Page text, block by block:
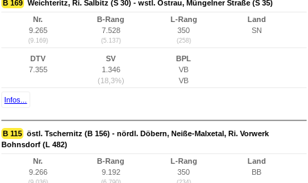
B 169 Weichteritz, Ri. Salbitz (S 30) - wstl. Ostrau, Müngelner Straße (S 35)
Nr.
9.265
(9.169)
B-Rang
7.528
(5.137)
L-Rang
350
(258)
Land
SN
DTV
7.355
SV
1.346
(18,3%)
BPL
VB
VB
Infos...
B 115 östl. Tschernitz (B 156) - nördl. Döbern, Neiße-Malxetal, Ri. Vorwerk
Bohnsdorf (L 482)
Nr.
9.266
B-Rang
9.192
L-Rang
350
Land
BB